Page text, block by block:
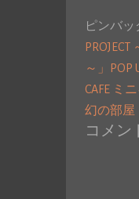
ピンバッ
～」POP
CAFE ミ
幻の部屋
コメン